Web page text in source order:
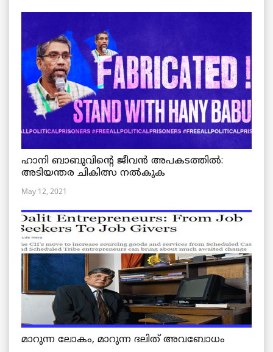
ഹാനി ബാബുവിന്റെ ജീവൻ അപകടത്തിൽ:
അടിയന്തര ചികിത്സ നൽകുക
May 12, 2021
മാറുന്ന ലോകം, മാറുന്ന ദലിത് അവബോധം